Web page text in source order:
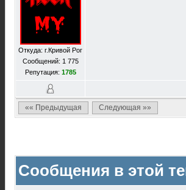
Откуда: г.Кривой Рог
Сообщений: 1 775
Репутация: 1785
«« Предыдущая Следующая »»
Сообщения в этой